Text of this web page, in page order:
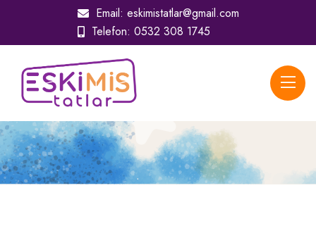
Email: eskimistatlar@gmail.com
Telefon: 0532 308 1745